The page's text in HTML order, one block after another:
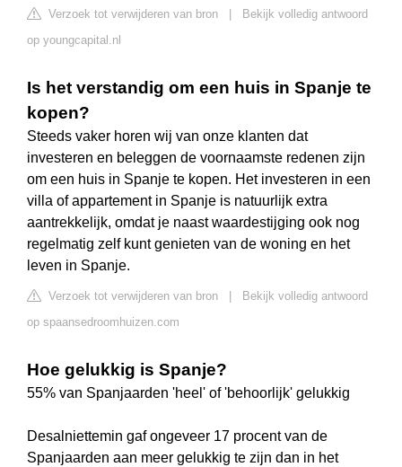
Verzoek tot verwijderen van bron
Bekijk volledig antwoord
op youngcapital.nl
Is het verstandig om een huis in Spanje te
kopen?
Steeds vaker horen wij van onze klanten dat
investeren en beleggen de voornaamste redenen zijn
om een huis in Spanje te kopen. Het investeren in een
villa of appartement in Spanje is natuurlijk extra
aantrekkelijk, omdat je naast waardestijging ook nog
regelmatig zelf kunt genieten van de woning en het
leven in Spanje.
Verzoek tot verwijderen van bron
Bekijk volledig antwoord
op spaansedroomhuizen.com
Hoe gelukkig is Spanje?
55% van Spanjaarden 'heel' of 'behoorlijk' gelukkig
Desalniettemin gaf ongeveer 17 procent van de
Spanjaarden aan meer gelukkig te zijn dan in het